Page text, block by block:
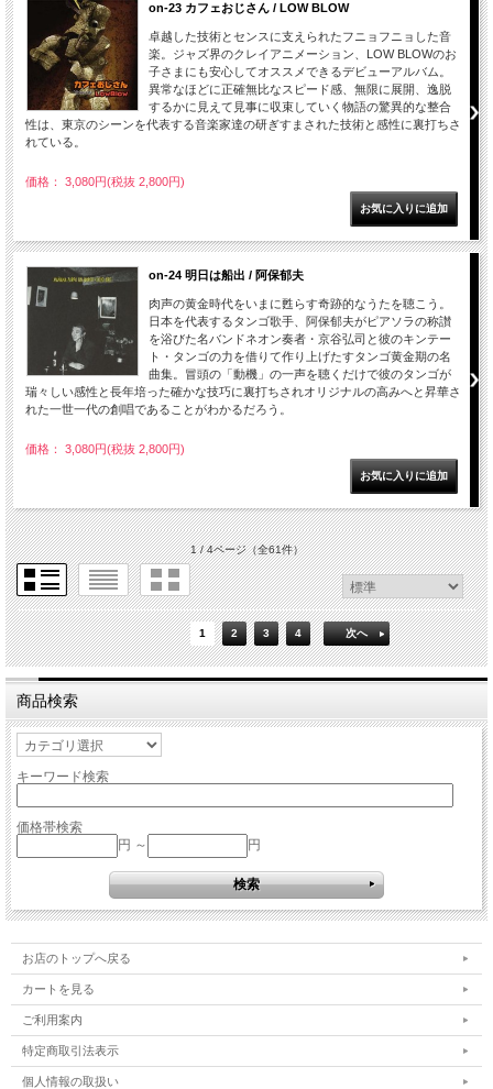
on-23 カフェおじさん / LOW BLOW
卓越した技術とセンスに支えられたフニョフニョした音
楽。ジャズ界のクレイアニメーション、LOW BLOWのお
子さまにも安心してオススメできるデビューアルバム。
異常なほどに正確無比なスピード感、無限に展開、逸脱
するかに見えて見事に収束していく物語の驚異的な整合
性は、東京のシーンを代表する音楽家達の研ぎすまされた技術と感性に裏打ちさ
れている。
価格： 3,080円(税抜 2,800円)
on-24 明日は船出 / 阿保郁夫
肉声の黄金時代をいまに甦らす奇跡的なうたを聴こう。
日本を代表するタンゴ歌手、阿保郁夫がピアソラの称讃
を浴びた名バンドネオン奏者・京谷弘司と彼のキンテー
ト・タンゴの力を借りて作り上げたすタンゴ黄金期の名
曲集。冒頭の「動機」の一声を聴くだけで彼のタンゴが
瑞々しい感性と長年培った確かな技巧に裏打ちされオリジナルの高みへと昇華さ
れた一世一代の創唱であることがわかるだろう。
価格： 3,080円(税抜 2,800円)
1 / 4ページ（全61件）
1 2 3 4 次へ
商品検索
キーワード検索
価格帯検索
円 ～
円
お店のトップへ戻る
カートを見る
ご利用案内
特定商取引法表示
個人情報の取扱い